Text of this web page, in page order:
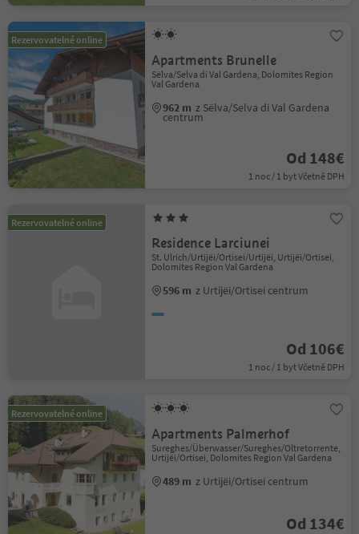
Rezervovatelné online
Apartments Brunelle
Sëlva/Selva di Val Gardena, Dolomites Region
Val Gardena
962 m z Sëlva/Selva di Val Gardena
centrum
Od 148€
1 noc / 1 byt Včetně DPH
Rezervovatelné online
Residence Larciunei
St. Ulrich/Urtijëi/Ortisei/Urtijëi, Urtijëi/Ortisei,
Dolomites Region Val Gardena
596 m z Urtijëi/Ortisei centrum
Od 106€
1 noc / 1 byt Včetně DPH
Rezervovatelné online
Apartments Palmerhof
Sureghes/Überwasser/Sureghes/Oltretorrente,
Urtijëi/Ortisei, Dolomites Region Val Gardena
489 m z Urtijëi/Ortisei centrum
Od 134€